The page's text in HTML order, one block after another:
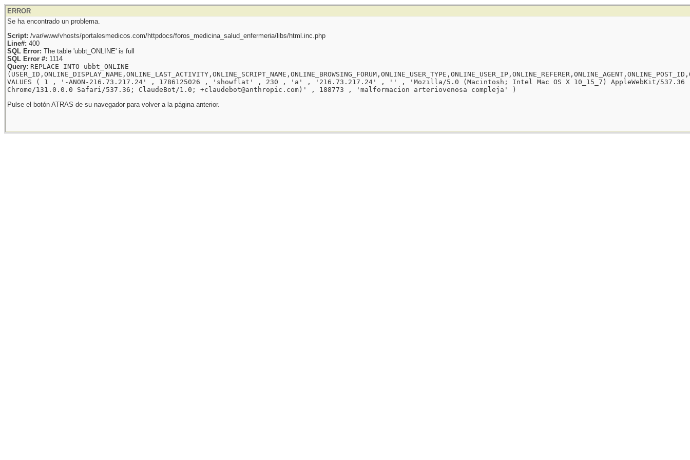
ERROR
Se ha encontrado un problema.
Script: /var/www/vhosts/portalesmedicos.com/httpdocs/foros_medicina_salud_enfermeria/libs/html.inc.php
Line#: 400
SQL Error: The table 'ubbt_ONLINE' is full
SQL Error #: 1114
Query: REPLACE INTO ubbt_ONLINE
VALUES ( 1 , '-ANON-216.73.217.24' , 1786125026 , 'showflat' , 230 , 'a' , '216.73.217.24' , '' , 'Mozilla/5.0 (Macintosh; Intel Mac OS X 10_15_7) AppleWebKit/537.36
Chrome/131.0.0.0 Safari/537.36; ClaudeBot/1.0; +claudebot@anthropic.com)' , 188773 , 'malformacion arteriovenosa compleja' )
Pulse el botón ATRAS de su navegador para volver a la página anterior.